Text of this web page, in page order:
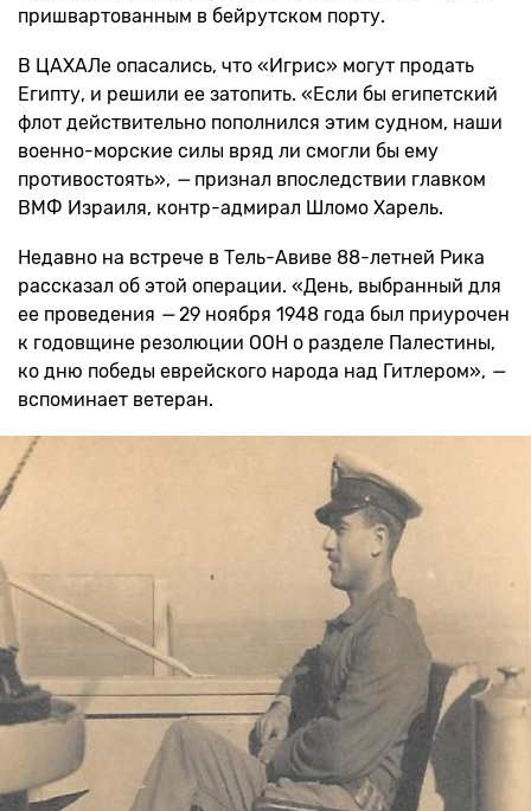
пришвартованным в бейрутском порту.
В ЦАХАЛе опасались, что «Игрис» могут продать
Египту, и решили ее затопить. «Если бы египетский
флот действительно пополнился этим судном, наши
военно-морские силы вряд ли смогли бы ему
противостоять», —признал впоследствии главком
ВМФ Израиля, контр-адмирал Шломо Харель.
Недавно на встрече в Тель-Авиве 88-летней Рика
рассказал об этой операции. «День, выбранный для
ее проведения —29 ноября 1948 года был приурочен
к годовщине резолюции ООН о разделе Палестины,
ко дню победы еврейского народа над Гитлером», —
вспоминает ветеран.